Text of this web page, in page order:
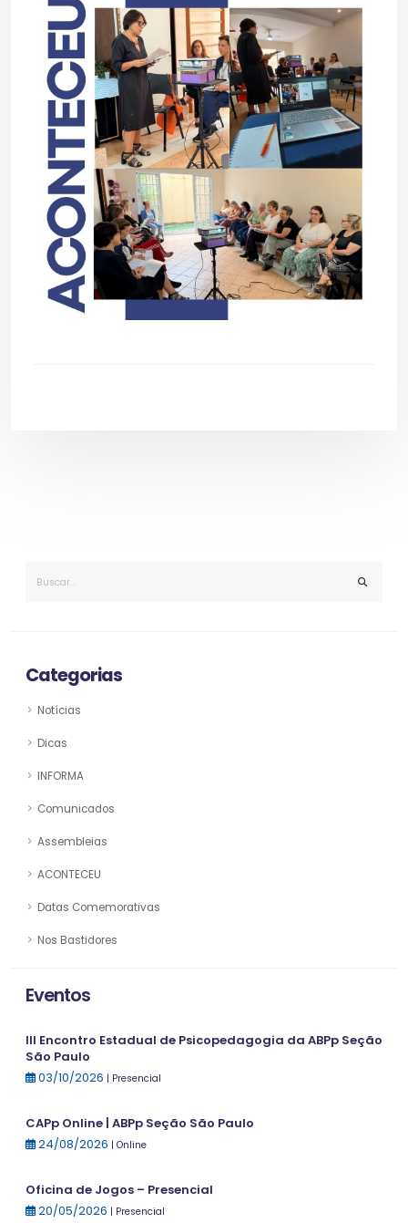
Categorias
Notícias
Dicas
INFORMA
Comunicados
Assembleias
ACONTECEU
Datas Comemorativas
Nos Bastidores
Eventos
III Encontro Estadual de Psicopedagogia da ABPp Seção
São Paulo
03/10/2026 | Presencial
CAPp Online | ABPp Seção São Paulo
24/08/2026 | Online
Oficina de Jogos – Presencial
20/05/2026 | Presencial